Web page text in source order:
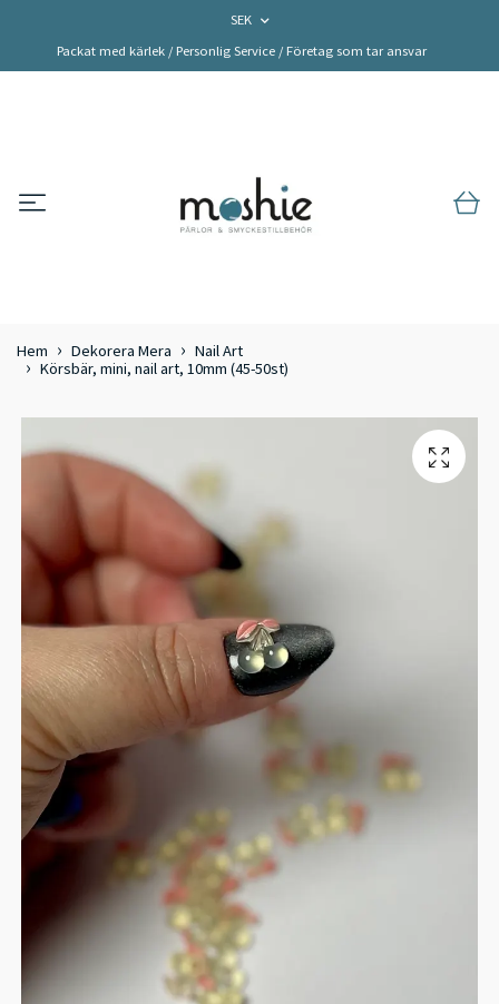
SEK
Packat med kärlek / Personlig Service / Företag som tar ansvar
Hem Dekorera Mera
Nail Art
Körsbär, mini, nail art, 10mm (45-50st)